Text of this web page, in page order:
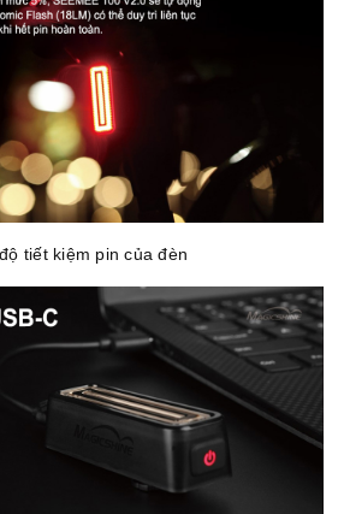
tiết kiệm pin của đèn